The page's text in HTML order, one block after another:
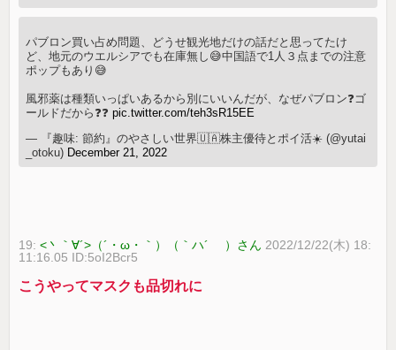
パブロン買い占め問題、どうせ観光地だけの話だと思ってたけ
ど、地元のウエルシアでも在庫無し😅中国語で1人３点までの注意
ポップもあり😅
風邪薬は種類いっぱいあるから別にいいんだが、なぜパブロン❓ゴ
ールドだから❓❓pic.twitter.com/teh3sR15EE
— 『趣味: 節約』のやさしい世界🇺🇦株主優待とポイ活☀️ (@yutai
_otoku) December 21, 2022
19:<丶｀∀´>（´・ω・｀）（｀ハ´ ）さん 2022/12/22(木) 18:
11:16.05 ID:5oI2Bcr5
こうやってマスクも品切れに